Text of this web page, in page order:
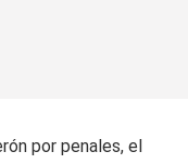
por penales, el